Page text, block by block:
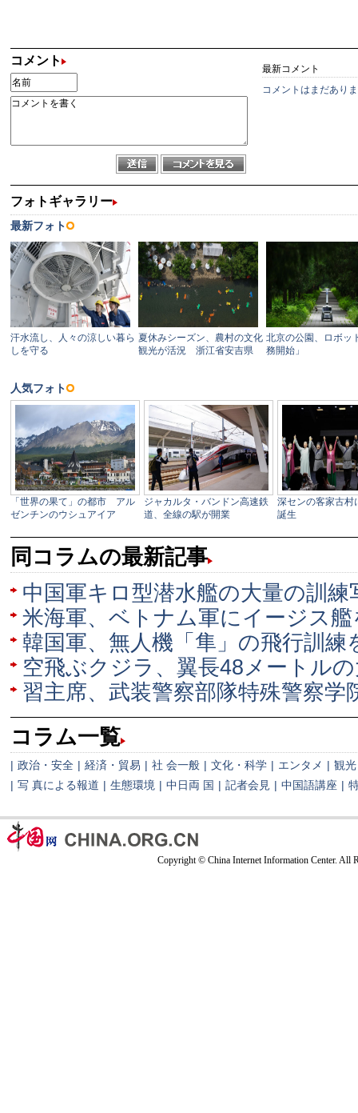
コメント
最新コメント
コメントはまだあり
同コラムの最新記事
中国軍キロ型潜水艦の大量の訓練
米海軍、ベトナム軍にイージス艦
韓国軍、無人機「隼」の飛行訓練
空飛ぶクジラ、翼長48メートル
習主席、武装警察部隊特殊警察学
コラム一覧
| 政治・安全 | 経済・貿易 | 社 会一般 | 文化・科学 | エンタメ | 観光
| 写 真による報道 | 生態環境 | 中日両 国 | 記者会見 | 中国語講座 |